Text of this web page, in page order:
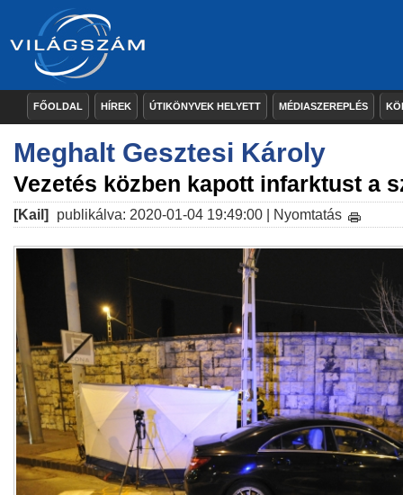
FŐOLDAL HÍREK ÚTIKÖNYVEK HELYETT MÉDIASZEREPLÉS
Meghalt Gesztesi Károly
Vezetés közben kapott infarktust a
[Kail] publikálva: 2020-01-04 19:49:00 | Nyomtatás